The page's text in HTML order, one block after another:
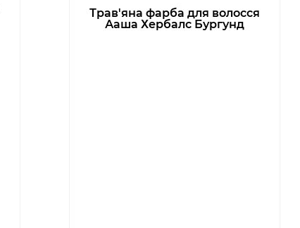
Трав'яна фарба для волосся
Ааша Хербалс Бургунд